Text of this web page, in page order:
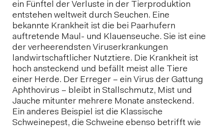
ein Fünftel der Verluste in der Tierproduktion
entstehen weltweit durch Seuchen. Eine
bekannte Krankheit ist die bei Paarhufern
auftretende Maul- und Klauenseuche. Sie ist eine
der verheerendsten Viruserkrankungen
landwirtschaftlicher Nutztiere. Die Krankheit ist
hoch ansteckend und befällt meist alle Tiere
einer Herde. Der Erreger – ein Virus der Gattung
Aphthovirus – bleibt in Stallschmutz, Mist und
Jauche mitunter mehrere Monate ansteckend.
Ein anderes Beispiel ist die Klassische
Schweinepest, die Schweine ebenso betrifft wie